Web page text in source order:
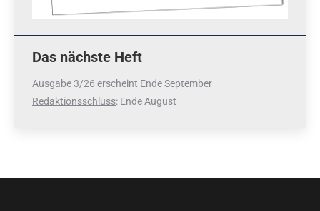
Das nächste Heft
Ausgabe 3/26 erscheint Ende September
Redaktionsschluss: Ende August